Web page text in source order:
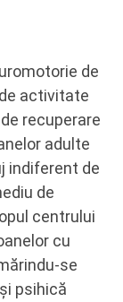
de
activitate
recuperare
adulte
indiferent de
de
centrului
cu
se
psihică